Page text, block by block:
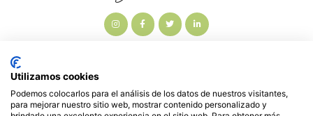
Utilizamos cookies
Podemos colocarlos para el análisis de los datos de nuestros visitantes,
para mejorar nuestro sitio web, mostrar contenido personalizado y